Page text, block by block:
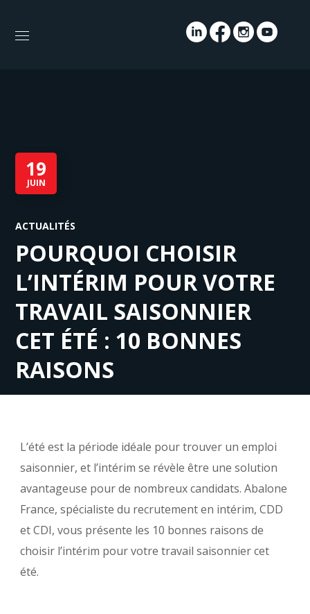
19
JUIN
ACTUALITÉS
POURQUOI CHOISIR
L’INTÉRIM POUR VOTRE
TRAVAIL SAISONNIER
CET ÉTÉ : 10 BONNES
RAISONS
L’été est la période idéale pour trouver un emploi
saisonnier, et l’intérim se révèle être une solution
avantageuse pour de nombreux candidats. Abalone
France, spécialiste du recrutement en intérim, CDD
et CDI, vous présente les 10 bonnes raisons de
choisir l’intérim pour votre travail saisonnier cet
été.